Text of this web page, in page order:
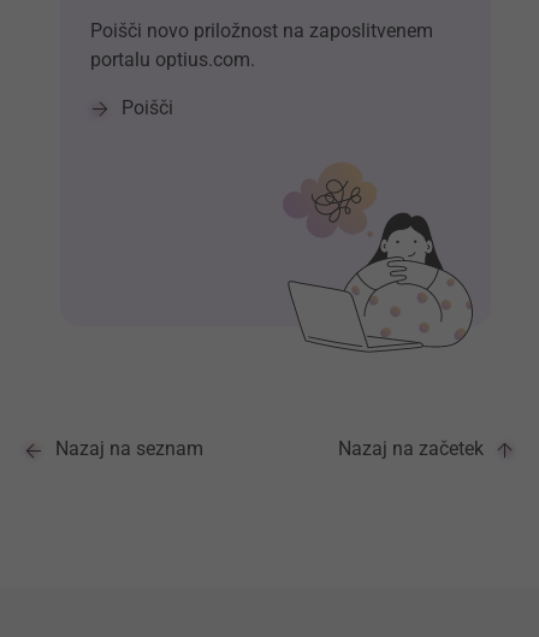
Poišči novo priložnost na zaposlitvenem
portalu optius.com.
Poišči
Nazaj na seznam Nazaj na začetek